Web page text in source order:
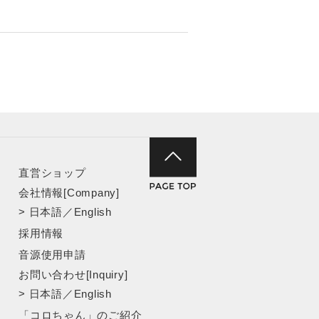
直営ショップ
会社情報[Company]
> 日本語 ／ English
採用情報
音源使用申請
お問い合わせ[Inquiry]
> 日本語 ／ English
「コロちゃん」のご紹介